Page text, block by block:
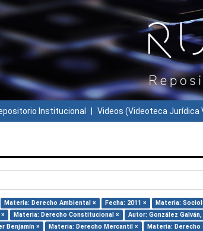
Institucional Videos (Videoteca Jurídica
Materia: Derecho Ambiental × Fecha: 2011 × Materia:
Materia: Derecho Constitucional × Autor: González
Benjamín ×
Materia: Derecho Mercantil × Materia: Derecho